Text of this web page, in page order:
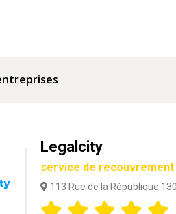
Legalcity
service de recouvrement
113 Rue de la République